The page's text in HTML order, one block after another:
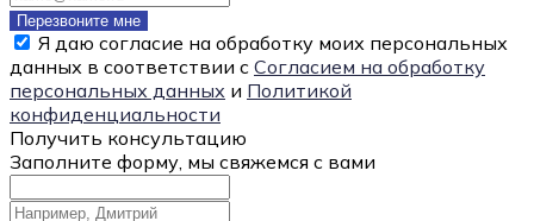
Перезвоните мне
Я даю согласие на обработку моих персональных
данных в соответствии с Согласием на обработку
персональных данных и Политикой
конфиденциальности
Получить консультацию
Заполните форму, мы свяжемся с вами